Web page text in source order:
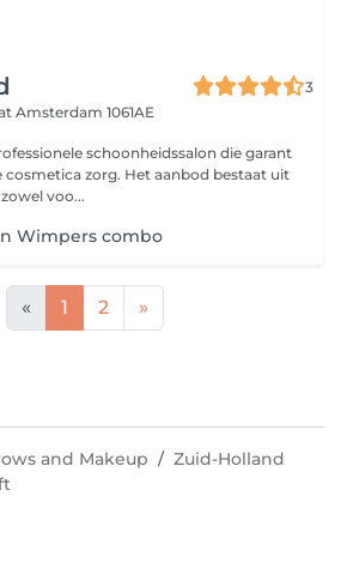
3
Amsterdam 1061AE
schoonheidssalon die garant
cosmetica zorg. Het aanbod bestaat uit
voo...
Wimpers combo
« 1 2 »
and Makeup
Zuid-Holland